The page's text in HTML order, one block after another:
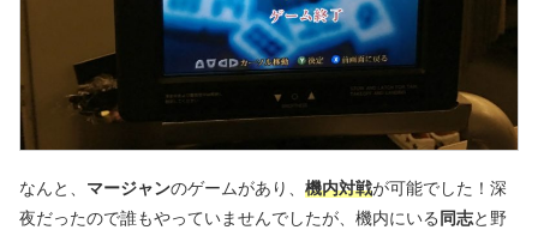
なんと、 マージャンのゲームがあり、 機内対戦が可能でした！深
夜だったので誰もやっていませんでしたが、機内にいる 同志と野